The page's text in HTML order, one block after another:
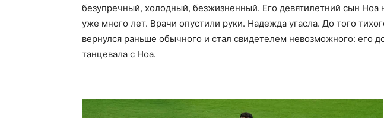
безупречный, холодный, безжизненный. Его девятилетний сын Ноа
уже много лет. Врачи опустили руки. Надежда угасла. До того
вернулся раньше обычного и стал свидетелем невозможного: его
танцевала с Ноа.